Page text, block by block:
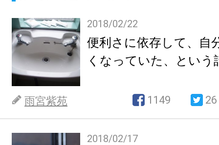
2018/02/22
便利さに依存して、自
くなっていた、という
雨宮紫苑 1149 26
2018/02/17